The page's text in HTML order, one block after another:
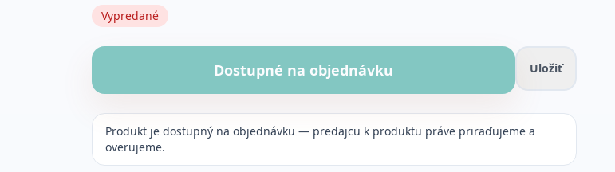
Vypredané
Dostupné na objednávku Uložiť
Produkt je dostupný na objednávku — predajcu k produktu práve priraďujeme a
overujeme.